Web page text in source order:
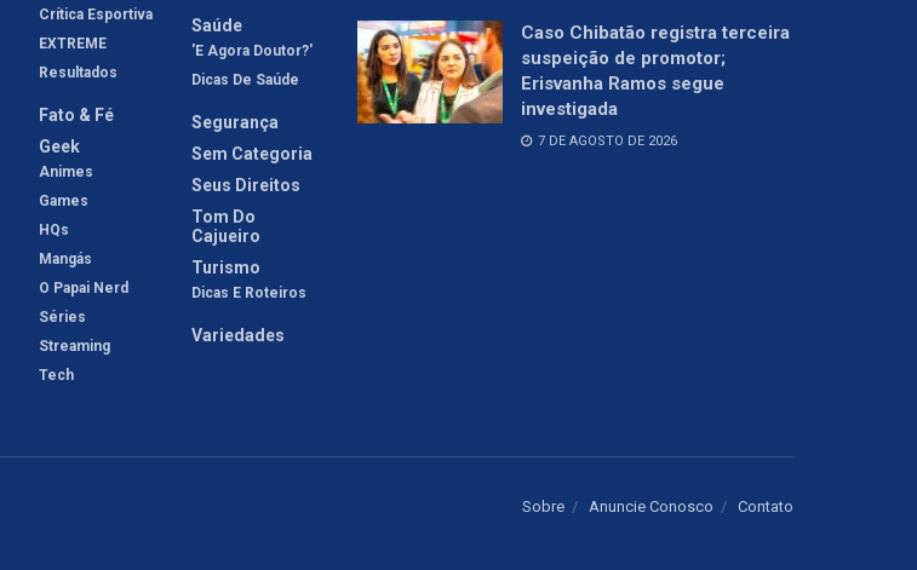
Crítica Esportiva
EXTREME
Resultados
Fato & Fé
Geek
Animes
Games
HQs
Mangás
O Papai Nerd
Séries
Streaming
Tech
Saúde
'E Agora Doutor?'
Dicas De Saúde
Segurança
Sem Categoria
Seus Direitos
Tom Do
Cajueiro
Turismo
Dicas E Roteiros
Variedades
Caso Chibatão registra terceira
suspeição de promotor;
Erisvanha Ramos segue
investigada
7 DE AGOSTO DE 2026
Sobre Anuncie Conosco Contato